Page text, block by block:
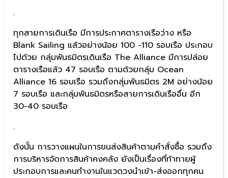
.
ทุกสายการเดินเรือ มีการประกาศตารางเรือว่าง หรือ
Blank Sailing แล้วอย่างน้อย 100 -110 รอบเรือ ประกอบ
ไปด้วย กลุ่มพันธมิตรเดินเรือ The Alliance มีการปล่อย
ตารางเรือแล้ว 47 รอบเรือ ตามด้วยกลุ่ม Ocean
Alliance 16 รอบเรือ รวมถึงกลุ่มพันธมิตร 2M อย่างน้อย
7 รอบเรือ และกลุ่มพันธมิตรหรือสายการเดินเรืออื่น อีก
30-40 รอบเรือ
.
ดังนั้น การวางแผนในการขนส่งสินค้าตามคำสั่งซื้อ รวมถึง
การบริหารจัดการสินค้าคงคลัง ยังเป็นเรื่องที่ท้าทายผู้
ประกอบการและคนทำงานในแวดวงนำเข้า-ส่งออกทุกคน